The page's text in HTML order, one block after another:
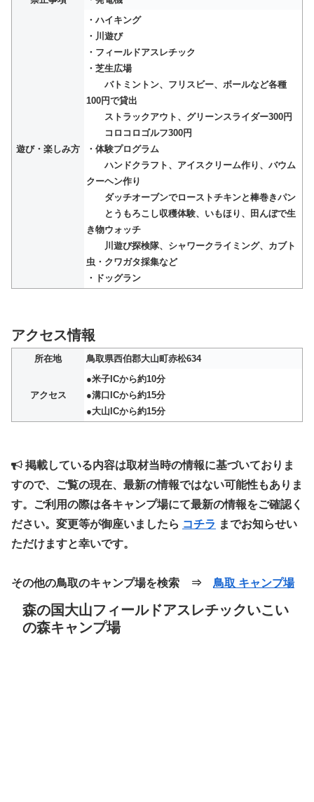
遊び・楽しみ方
・ハイキング
・川遊び
・フィールドアスレチック
・芝生広場
バトミントン、フリスビー、ボールなど各種
100円で貸出
ストラックアウト、グリーンスライダー300円
コロコロゴルフ300円
・体験プログラム
ハンドクラフト、アイスクリーム作り、バウム
クーヘン作り
ダッチオーブンでローストチキンと棒巻きパン
とうもろこし収穫体験、いもほり、田んぼで生
き物ウォッチ
川遊び探検隊、シャワークライミング、カブト
虫・クワガタ採集など
・ドッグラン
アクセス情報
所在地 鳥取県西伯郡大山町赤松634
アクセス
●米子ICから約10分
●溝口ICから約15分
●大山ICから約15分
掲載している内容は取材当時の情報に基づいておりま
すので、ご覧の現在、最新の情報ではない可能性もありま
す。ご利用の際は各キャンプ場にて最新の情報をご確認く
ださい。変更等が御座いましたら コチラ までお知らせい
ただけますと幸いです。
その他の鳥取のキャンプ場を検索 ⇒ 鳥取 キャンプ場
森の国大山フィールドアスレチックいこい
の森キャンプ場